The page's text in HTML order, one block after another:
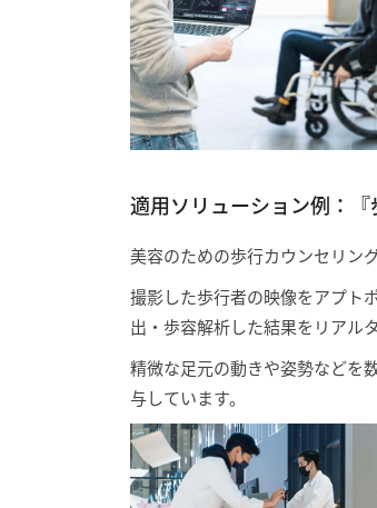
適用ソリューション例：『
美容のための歩行カウンセリン
撮影した歩行者の映像をアプト
出・歩容解析した結果をリアル
精微な足元の動きや姿勢などを
与しています。